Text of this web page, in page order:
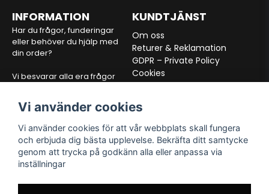
INFORMATION
Har du frågor, funderingar
eller behöver du hjälp med
din order?
Vi besvarar alla era frågor
E-post:info@alltfordon.se
KUNDTJÄNST
Om oss
Returer & Reklamation
GDPR – Private Policy
Cookies
Köpvilkor
VÅRA PARTNERS FÖLJ OSS
Vi använder cookies
Vi använder cookies för att vår webbplats skall fungera
och erbjuda dig bästa upplevelse. Bekräfta ditt samtycke
genom att trycka på godkänn alla eller anpassa via
inställningar